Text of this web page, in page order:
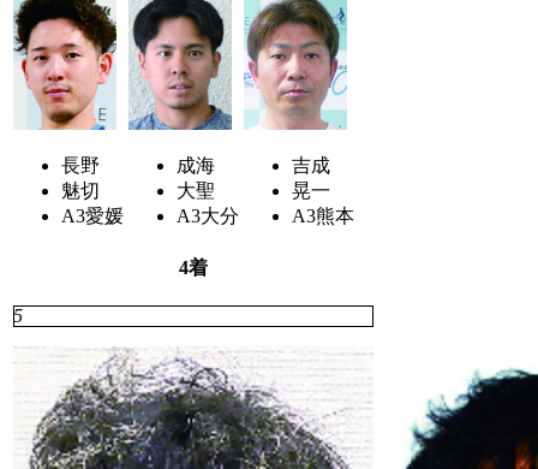
長野
魅切
A3愛媛
成海
大聖
A3大分
吉成
晃一
A3熊本
4着
5